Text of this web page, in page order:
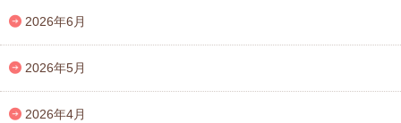
2026年6月
2026年5月
2026年4月